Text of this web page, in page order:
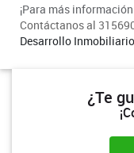
¡Para más
Contáctanos al
Desarrollo
¿Te